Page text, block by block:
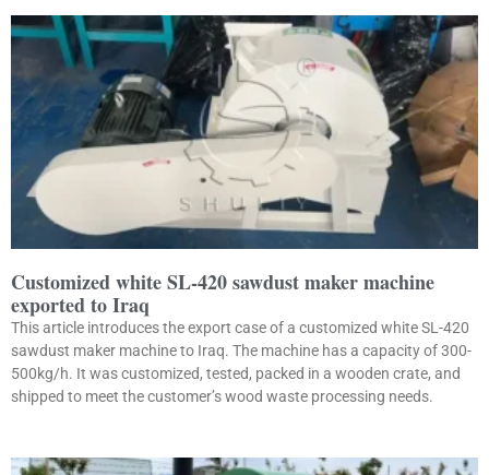
Customized white SL-420 sawdust maker machine
exported to Iraq
This article introduces the export case of a customized white SL-420
sawdust maker machine to Iraq. The machine has a capacity of 300-
500kg/h. It was customized, tested, packed in a wooden crate, and
shipped to meet the customer’s wood waste processing needs.